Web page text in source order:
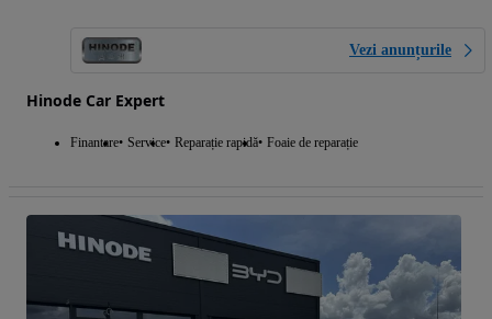
Vezi anunțurile
Hinode Car Expert
Finantare Service Reparație rapidă Foaie de reparație